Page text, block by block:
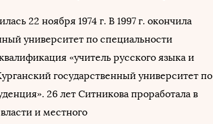
22 ноября 1974 г. В 1997 г. окончила
университет по специальности
«учитель русского языка и
государственный университет по
26 лет Ситникова проработала в
и местного